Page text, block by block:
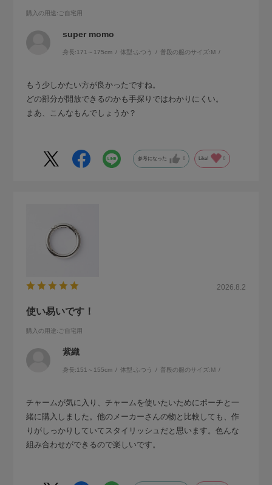
購入の用途:ご自宅用
super momo
身長:171～175cm 体型: ふつう 普段の服のサイズ:M
もう少しかたい方が良かったですね。
どの部分が開放できるのかも手探りではわかりにくい。
まあ、こんなもんでしょうか？
参考になった 0 Like! 0
2026.8.2
使い易いです！
購入の用途:ご自宅用
紫織
身長:151～155cm 体型: ふつう 普段の服のサイズ:M
チャームが気に入り、チャームを使いたいためにポーチと一
緒に購入しました。他のメーカーさんの物と比較しても、作
りがしっかりしていてスタイリッシュだと思います。色んな
組み合わせができるので楽しいです。